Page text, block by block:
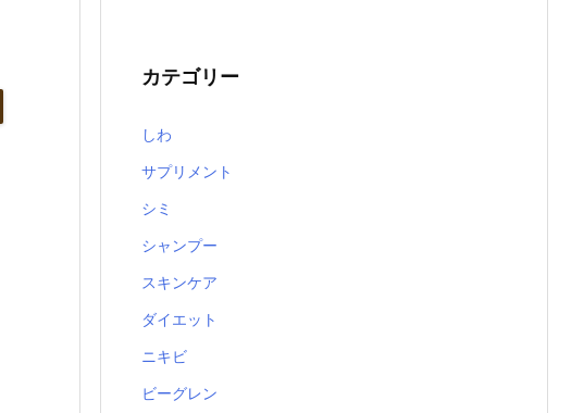
カテゴリー
しわ
サプリメント
シミ
シャンプー
スキンケア
ダイエット
ニキビ
ビーグレン